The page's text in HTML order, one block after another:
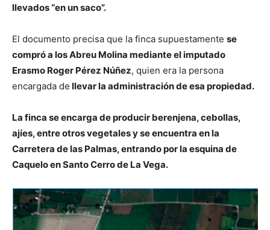
llevados “en un saco”.
El documento precisa que la finca supuestamente se
compró a los Abreu Molina mediante el imputado
Erasmo Roger Pérez Núñez, quien era la persona
encargada de llevar la administración de esa propiedad.
La finca se encarga de producir berenjena, cebollas,
ajíes, entre otros vegetales y se encuentra en la
Carretera de las Palmas, entrando por la esquina de
Caquelo en Santo Cerro de La Vega.